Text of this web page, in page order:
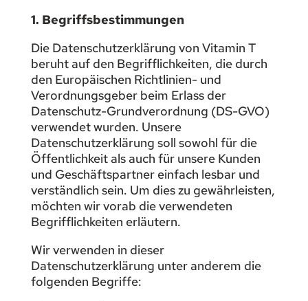
1. Begriffsbestimmungen
Die Datenschutzerklärung von Vitamin T
beruht auf den Begrifflichkeiten, die durch
den Europäischen Richtlinien- und
Verordnungsgeber beim Erlass der
Datenschutz-Grundverordnung (DS-GVO)
verwendet wurden. Unsere
Datenschutzerklärung soll sowohl für die
Öffentlichkeit als auch für unsere Kunden
und Geschäftspartner einfach lesbar und
verständlich sein. Um dies zu gewährleisten,
möchten wir vorab die verwendeten
Begrifflichkeiten erläutern.
Wir verwenden in dieser
Datenschutzerklärung unter anderem die
folgenden Begriffe: